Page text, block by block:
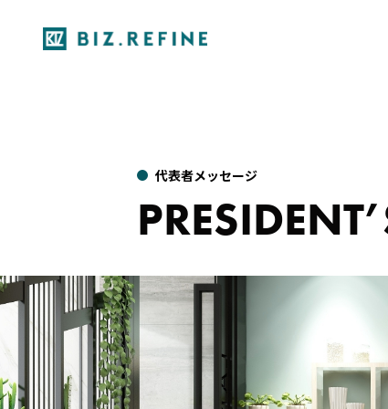
代表者メッセージ